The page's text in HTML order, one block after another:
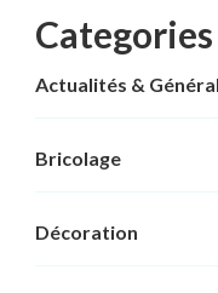
Categories
Actualités &
Bricolage
Décoration